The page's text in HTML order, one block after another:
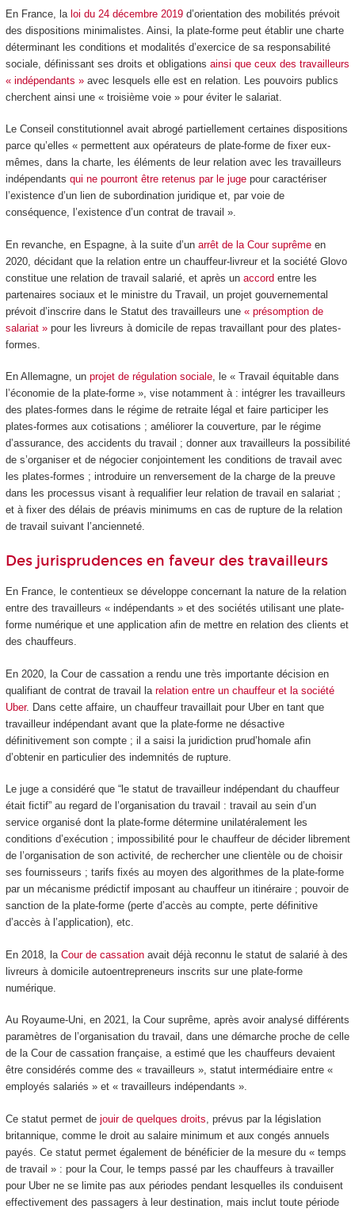
En France, la loi du 24 décembre 2019d’orientation des mobilités prévoit
des dispositions minimalistes. Ainsi, la plate-forme peut établir une charte
déterminant les conditions et modalités d’exercice de sa responsabilité
sociale, définissant ses droits et obligations ainsi que ceux des travailleurs
« indépendants »avec lesquels elle est en relation. Les pouvoirs publics
cherchent ainsi une « troisième voie » pour éviter le salariat.
Le Conseil constitutionnel avait abrogé partiellement certaines dispositions
parce qu’elles « permettent aux opérateurs de plate-forme de fixer eux-
mêmes, dans la charte, les éléments de leur relation avec les travailleurs
indépendants qui ne pourront être retenus par le jugepour caractériser
l’existence d’un lien de subordination juridique et, par voie de
conséquence, l’existence d’un contrat de travail ».
En revanche, en Espagne, à la suite d’un arrêt de la Cour suprêmeen
2020, décidant que la relation entre un chauffeur-livreur et la société Glovo
constitue une relation de travail salarié, et après un accord entre les
partenaires sociaux et le ministre du Travail, un projet gouvernemental
prévoit d’inscrire dans le Statut des travailleurs une « présomption de
salariat »pour les livreurs à domicile de repas travaillant pour des plates-
formes.
En Allemagne, un projet de régulation sociale, le « Travail équitable dans
l’économie de la plate-forme », vise notamment à : intégrer les travailleurs
des plates-formes dans le régime de retraite légal et faire participer les
plates-formes aux cotisations ; améliorer la couverture, par le régime
d’assurance, des accidents du travail ; donner aux travailleurs la possibilité
de s’organiser et de négocier conjointement les conditions de travail avec
les plates-formes ; introduire un renversement de la charge de la preuve
dans les processus visant à requalifier leur relation de travail en salariat ;
et à fixer des délais de préavis minimums en cas de rupture de la relation
de travail suivant l’ancienneté.
Des jurisprudences en faveur des travailleurs
En France, le contentieux se développe concernant la nature de la relation
entre des travailleurs « indépendants » et des sociétés utilisant une plate-
forme numérique et une application afin de mettre en relation des clients et
des chauffeurs.
En 2020, la Cour de cassation a rendu une très importante décision en
qualifiant de contrat de travail la relation entre un chauffeur et la société
Uber. Dans cette affaire, un chauffeur travaillait pour Uber en tant que
travailleur indépendant avant que la plate-forme ne désactive
définitivement son compte ; il a saisi la juridiction prud’homale afin
d’obtenir en particulier des indemnités de rupture.
Le juge a considéré que “le statut de travailleur indépendant du chauffeur
était fictif” au regard de l’organisation du travail : travail au sein d’un
service organisé dont la plate-forme détermine unilatéralement les
conditions d’exécution ; impossibilité pour le chauffeur de décider librement
de l’organisation de son activité, de rechercher une clientèle ou de choisir
ses fournisseurs ; tarifs fixés au moyen des algorithmes de la plate-forme
par un mécanisme prédictif imposant au chauffeur un itinéraire ; pouvoir de
sanction de la plate-forme (perte d’accès au compte, perte définitive
d’accès à l’application), etc.
En 2018, la Cour de cassationavait déjà reconnu le statut de salarié à des
livreurs à domicile autoentrepreneurs inscrits sur une plate-forme
numérique.
Au Royaume-Uni, en 2021, la Cour suprême, après avoir analysé différents
paramètres de l’organisation du travail, dans une démarche proche de celle
de la Cour de cassation française, a estimé que les chauffeurs devaient
être considérés comme des « travailleurs », statut intermédiaire entre «
employés salariés » et « travailleurs indépendants ».
Ce statut permet de jouir de quelques droits , prévus par la législation
britannique, comme le droit au salaire minimum et aux congés annuels
payés. Ce statut permet également de bénéficier de la mesure du « temps
de travail » : pour la Cour, le temps passé par les chauffeurs à travailler
pour Uber ne se limite pas aux périodes pendant lesquelles ils conduisent
effectivement des passagers à leur destination, mais inclut toute période